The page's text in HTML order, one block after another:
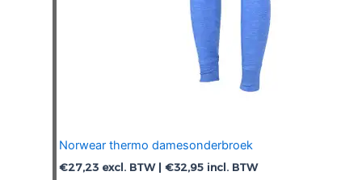
Norwear thermo damesonderbroek
€27,23 excl. BTW | €32,95 incl. BTW